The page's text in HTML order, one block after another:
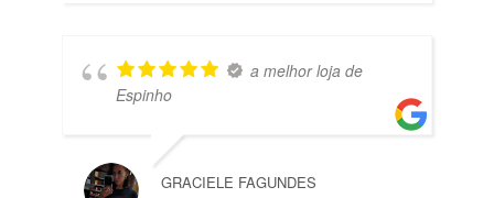
a melhor loja de
Espinho
GRACIELE FAGUNDES